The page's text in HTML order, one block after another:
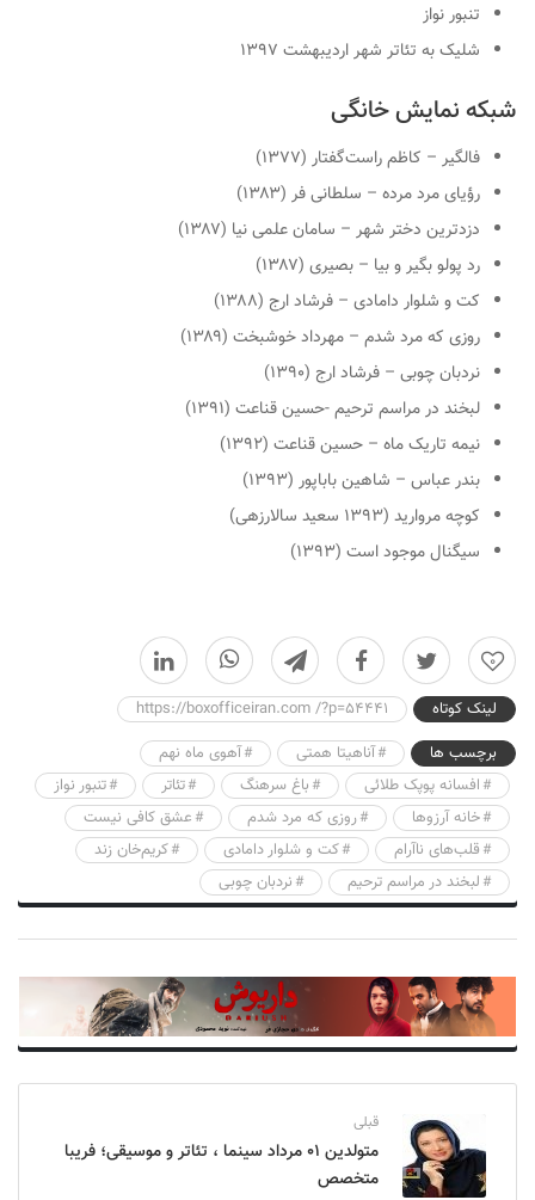
تنبور نواز
شلیک به تئاتر شهر اردیبهشت ۱۳۹۷
شبکه نمایش خانگی
فالگیر – کاظم راست‌گفتار (۱۳۷۷)
رؤیای مرد مرده – سلطانی فر (۱۳۸۳)
دزدترین دختر شهر – سامان علمی نیا (۱۳۸۷)
رد پولو بگیر و بیا – بصیری (۱۳۸۷)
کت و شلوار دامادی – فرشاد ارج (۱۳۸۸)
روزی که مرد شدم – مهرداد خوشبخت (۱۳۸۹)
نردبان چوبی – فرشاد ارج (۱۳۹۰)
لبخند در مراسم ترحیم -حسین قناعت (۱۳۹۱)
نیمه تاریک ماه – حسین قناعت (۱۳۹۲)
بندر عباس – شاهین باباپور (۱۳۹۳)
کوچه مروارید (۱۳۹۳ سعید سالارزهی)
سیگنال موجود است (۱۳۹۳)
0
لینک کوتاه
https://boxofficeiran.com /?p=54441
برچسب ها
آناهیتا همتی
آهوی ماه نهم
افسانه پوپک طلائی
باغ سرهنگ تئاتر
تنبور نواز
خانه آرزوها
روزی که مرد شدم
عشق کافی نیست
قلب‌های ناآرام
کت و شلوار دامادی
کریم‌خان زند
لبخند در مراسم ترحیم
نردبان چوبی
قبلی
متولدین ۰۱ مرداد سینما ، تئاتر و موسیقی؛ فریبا
متخصص